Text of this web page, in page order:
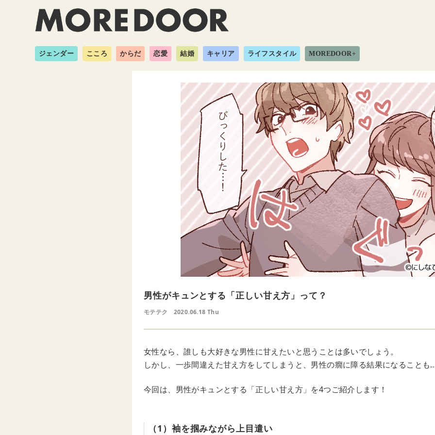
ジェンダー こころ からだ 恋愛 結婚 キャリア ライフスタイル MOREDOOR+
男性がキュンとする「正しい甘え方」って？
モテテク 2020.06.18 Thu
女性なら、誰しも大好きな男性に甘えたいと思うことは多いでしょう。
しかし、一歩間違えた甘え方をしてしまうと、男性の癇に障る結果になること
今回は、男性がキュンとする「正しい甘え方」を4つご紹介します！
（1）袖を掴みながら上目遣い